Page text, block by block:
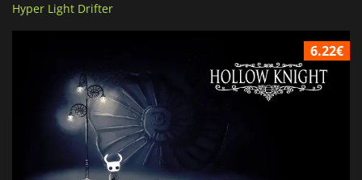
Hyper Light Drifter
6.22€